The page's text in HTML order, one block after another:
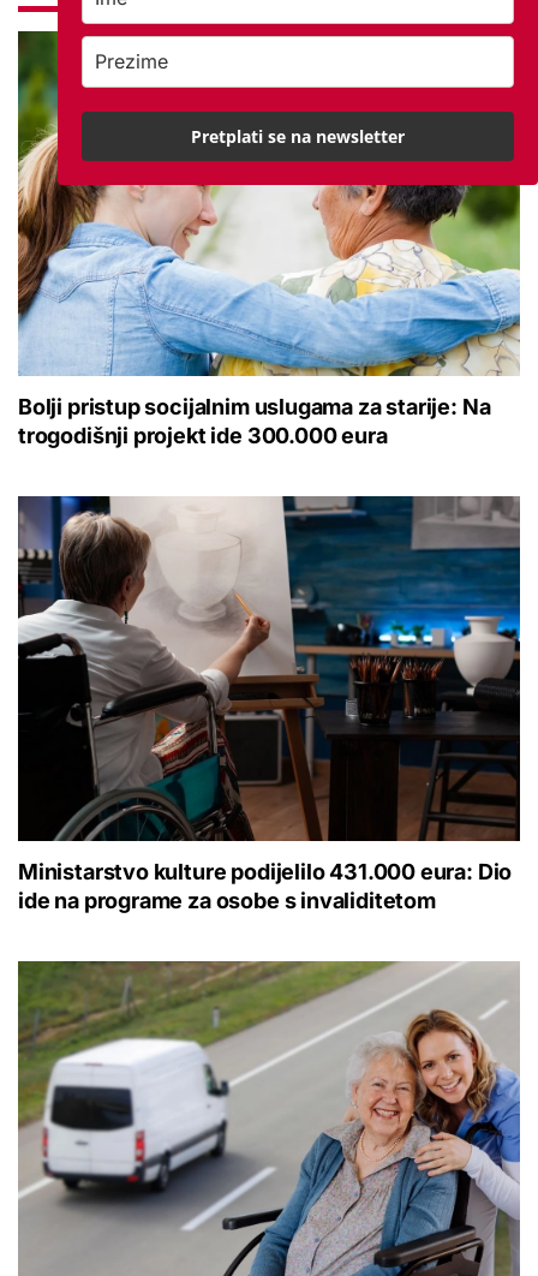
Bolji pristup socijalnim uslugama za starije: Na
trogodišnji projekt ide 300.000 eura
Ministarstvo kulture podijelilo 431.000 eura: Dio
ide na programe za osobe s invaliditetom
Pretplati se na newsletter